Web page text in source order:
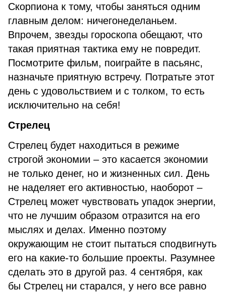
Скорпиона к тому, чтобы заняться одним
главным делом: ничегонеделаньем.
Впрочем, звезды гороскопа обещают, что
такая приятная тактика ему не повредит.
Посмотрите фильм, поиграйте в пасьянс,
назначьте приятную встречу. Потратьте этот
день с удовольствием и с толком, то есть
исключительно на себя!
Стрелец
Стрелец будет находиться в режиме
строгой экономии – это касается экономии
не только денег, но и жизненных сил. День
не наделяет его активностью, наоборот –
Стрелец может чувствовать упадок энергии,
что не лучшим образом отразится на его
мыслях и делах. Именно поэтому
окружающим не стоит пытаться сподвигнуть
его на какие-то большие проекты. Разумнее
сделать это в другой раз. 4 сентября, как
бы Стрелец ни старался, у него все равно